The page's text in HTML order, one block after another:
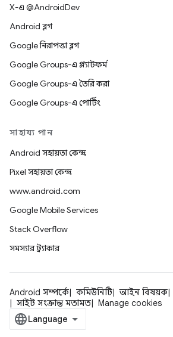
X-এ @AndroidDev
Android ব্লগ
Google নিরাপত্তা ব্লগ
Google Groups-এ প্ল্যাটফর্ম
Google Groups-এ তৈরি করা
Google Groups-এ পোর্টিং
সাহায্য পান
Android সহায়তা কেন্দ্র
Pixel সহায়তা কেন্দ্র
www.android.com
Google Mobile Services
Stack Overflow
সমস্যার ট্র্যাকার
Android সম্পর্কে কমিউনিটি আইন বিষয়ক
সাইট সংক্রান্ত মতামত
Manage cookies